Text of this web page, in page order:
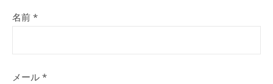
名前 *
メール *